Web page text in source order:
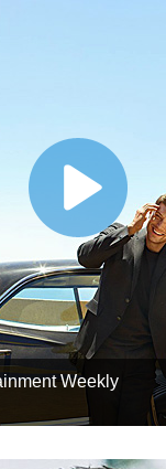
Weekly